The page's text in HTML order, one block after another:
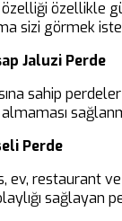
özellikle
sizi görmek
Jaluzi Perde
sahip
Perde
ev, restaurant
sağlayan